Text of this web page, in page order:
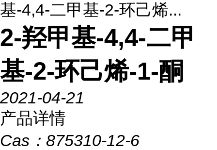
基-4,4-二甲基-2-环己烯...
2-羟甲基-4,4-二甲
基-2-环己烯-1-酮
2021-04-21
产品详情
Cas： 875310-12-6